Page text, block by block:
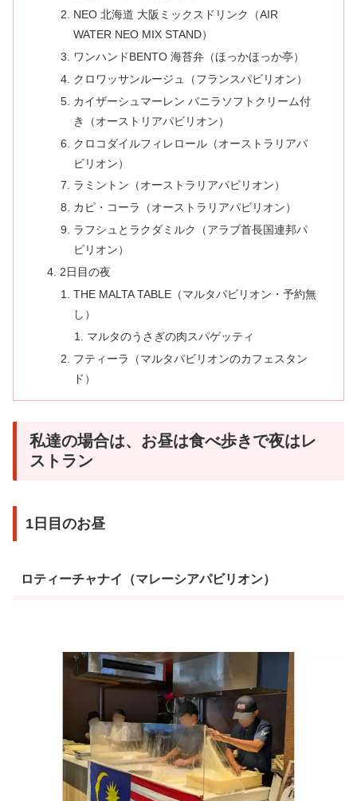
NEO 北海道 大阪ミックスドリンク（AIR
WATER NEO MIX STAND）
ワンハンドBENTO 海苔弁（ほっかほっか亭）
クロワッサンルージュ（フランスパビリオン）
カイザーシュマーレン バニラソフトクリーム付
き（オーストリアパビリオン）
クロコダイルフィレロール（オーストラリアパ
ビリオン）
ラミントン（オーストラリアパビリオン）
カピ・コーラ（オーストラリアパビリオン）
ラフシュとラクダミルク（アラブ首長国連邦パ
ビリオン）
2日目の夜
THE MALTA TABLE（マルタパビリオン・予約無
し）
マルタのうさぎの肉スパゲッティ
フティーラ（マルタパビリオンのカフェスタン
ド）
私達の場合は、お昼は食べ歩きで夜はレ
ストラン
1日目のお昼
ロティーチャナイ（マレーシアパビリオン）